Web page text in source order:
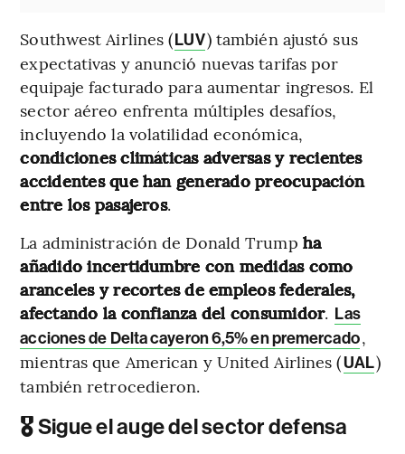
Southwest Airlines (LUV) también ajustó sus
expectativas y anunció nuevas tarifas por
equipaje facturado para aumentar ingresos. El
sector aéreo enfrenta múltiples desafíos,
incluyendo la volatilidad económica,
condiciones climáticas adversas y recientes
accidentes que han generado preocupación
entre los pasajeros.
La administración de Donald Trump ha
añadido incertidumbre con medidas como
aranceles y recortes de empleos federales,
afectando la confianza del consumidor. Las
acciones de Delta cayeron 6,5% en premercado,
mientras que American y United Airlines (UAL)
también retrocedieron.
🎖 Sigue el auge del sector defensa